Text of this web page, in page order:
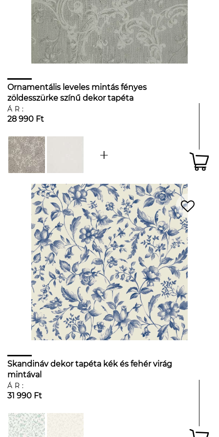
Ornamentális leveles mintás fényes
zöldesszürke színű dekor tapéta
ÁR:
28 990 Ft
Skandináv dekor tapéta kék és fehér virág
mintával
ÁR:
31 990 Ft